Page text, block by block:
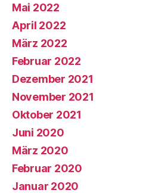
Mai 2022
April 2022
März 2022
Februar 2022
Dezember 2021
November 2021
Oktober 2021
Juni 2020
März 2020
Februar 2020
Januar 2020